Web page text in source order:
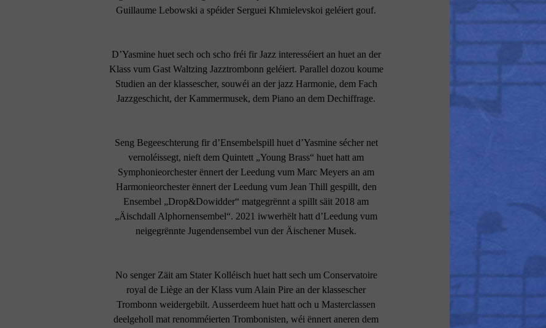
Guillaume Lebowski a spéider Serguei Khmielevskoi geléiert gouf.
D’Yasmine huet sech och scho fréi fir Jazz interesséiert an huet an der
Klass vum Gast Waltzing Jazztrombonn geléiert. Parallel dozou koume
Studien an der klassescher, souwéi an der jazz Harmonie, dem Fach
Jazzgeschicht, der Kammermusek, dem Piano an dem Dechiffrage.
Seng Begeeschterung fir d’Ensembelspill huet d’Yasmine sécher net
vernoléissegt, nieft dem Quintett „Young Brass“ huet hatt am
Symphonieorchester ënnert der Leedung vum Marc Meyers an am
Harmonieorchester ënnert der Leedung vum Jean Thill gespillt, den
Ensembel „Drop&Dowidder“ matgegrënnt a spillt säit 2018 am
„Äischdall Alphornensembel“. 2021 iwwerhëlt hatt d’Leedung vum
neigegrënnte Jugendensembel vun der Äischener Musek.
No senger Zäit am Stater Kolléisch huet hatt sech um Conservatoire
royal de Liège an der Klass vum Alain Pire an der klassescher
Trombonn weidergebilt. Ausserdeem huet hatt och u Masterclassen
deelgeholl mat renomméierten Trombonisten, wéi ënnert aneren dem